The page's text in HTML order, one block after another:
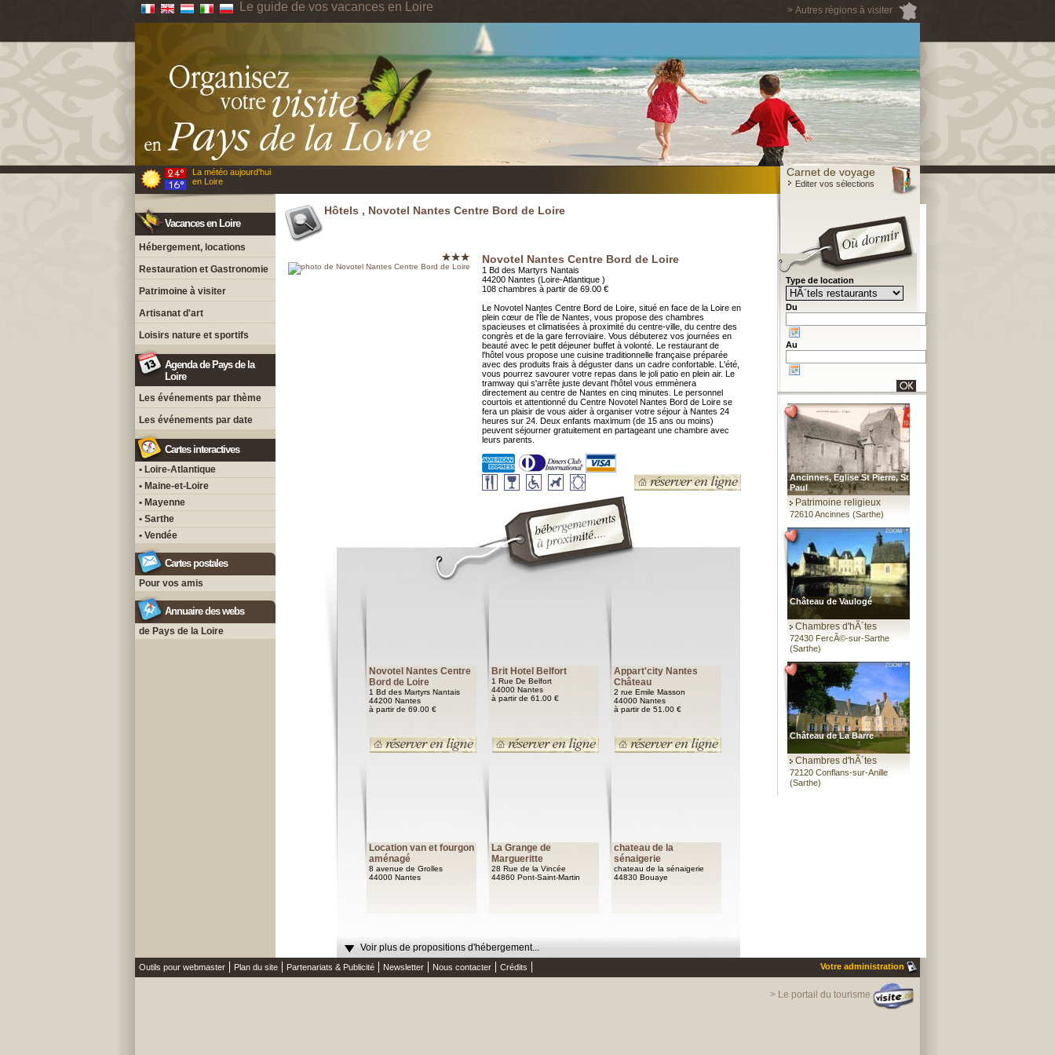
> Autres régions à visiter
Le guide de vos vacances en Loire
La météo aujourd'hui
en Loire
Carnet de voyage
Editer vos sélections
Vacances en Loire
Hébergement, locations
Restauration et Gastronomie
Patrimoine à visiter
Artisanat d'art
Loisirs nature et sportifs
Agenda de Pays de la
Loire
Les événements par thème
Les événements par date
Cartes interactives
• Loire-Atlantique
• Maine-et-Loire
• Mayenne
• Sarthe
• Vendée
Cartes postales
Pour vos amis
Annuaire des webs
de Pays de la Loire
Hôtels , Novotel Nantes Centre Bord de Loire
Novotel Nantes Centre Bord de Loire
1 Bd des Martyrs Nantais
44200 Nantes (Loire-Atlantique )
108 chambres à partir de 69.00 €
Le Novotel Nantes Centre Bord de Loire, situé en face de la Loire en
plein cœur de l'Île de Nantes, vous propose des chambres
spacieuses et climatisées à proximité du centre-ville, du centre des
congrès et de la gare ferroviaire. Vous débuterez vos journées en
beauté avec le petit déjeuner buffet à volonté. Le restaurant de
l'hôtel vous propose une cuisine traditionnelle française préparée
avec des produits frais à déguster dans un cadre confortable. L'été,
vous pourrez savourer votre repas dans le joli patio en plein air. Le
tramway qui s'arrête juste devant l'hôtel vous emmènera
directement au centre de Nantes en cinq minutes. Le personnel
courtois et attentionné du Centre Novotel Nantes Bord de Loire se
fera un plaisir de vous aider à organiser votre séjour à Nantes 24
heures sur 24. Deux enfants maximum (de 15 ans ou moins)
peuvent séjourner gratuitement en partageant une chambre avec
leurs parents.
Novotel Nantes Centre
Bord de Loire
1 Bd des Martyrs Nantais
44200 Nantes
à partir de 69.00 €
Brit Hotel Belfort
1 Rue De Belfort
44000 Nantes
à partir de 61.00 €
Appart'city Nantes
Château
2 rue Emile Masson
44000 Nantes
à partir de 51.00 €
Location van et fourgon
aménagé
8 avenue de Grolles
44000 Nantes
La Grange de
Margueritte
28 Rue de la Vincée
44860 Pont-Saint-Martin
chateau de la
sénaigerie
chateau de la sénaigerie
44830 Bouaye
Voir plus de propositions d'hébergement...
Type de location
Du
Au
Ancinnes, Eglise St Pierre, St
Paul
Patrimoine religieux
72610 Ancinnes (Sarthe)
Château de Vaulogé
Chambres d'hÃ´tes
72430 FercÃ©-sur-Sarthe
(Sarthe)
Château de La Barre
Chambres d'hÃ´tes
72120 Conflans-sur-Anille
(Sarthe)
Outils pour webmaster Plan du site Partenariats & Publicité Newsletter Nous contacter Crédits Votre administration
> Le portail du tourisme